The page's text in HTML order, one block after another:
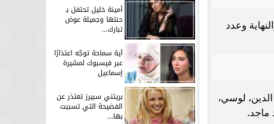
وعدد
لوسي،
ماجد.
أمينة خليل تحتفل بـ
حنتها وجميلة عوض
تبارك...
آية سماحة توجّه اعتذارًا
عبر فيسبوك لمشيرة
إسماعيل
بريتني سبيرز تعتذر عن
الفضيحة التي تسببت
بها...